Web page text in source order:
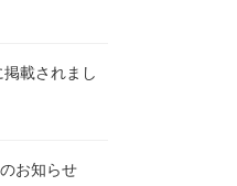
掲載されまし
お知らせ